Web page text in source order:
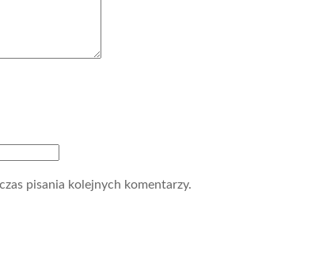
pisania kolejnych komentarzy.